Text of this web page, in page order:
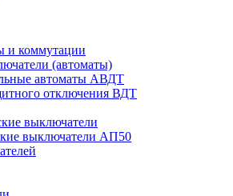
и коммутации
(автоматы)
автоматы АВДТ
отключения ВДТ
выключатели
выключатели АП50